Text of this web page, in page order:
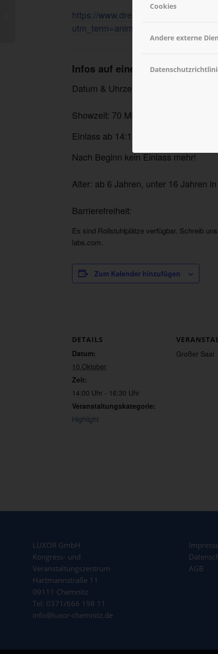
Cookies
Andere externe
https://www.dreamlight-labs.com/
utm_term=anime-dreamlight-concert
Infos auf einen Blick
Datum & Uhrzeit: Samstag (10.10.)
Showzeit: 70 Min.
Einlass ab 14:15 Uhr
Nach Beginn kein Einlass mehr!
Alter: ab 6 Jahren, unter 16 Jahren
Barrierefreiheit:
Es sind Rollstuhlplätze verfügbar. Schreib
labs.com.
Zum Kalender hinzufügen
DETAILS
Datum:
10.Oktober
Zeit:
14:00 Uhr - 16:30 Uhr
Veranstaltungskategorie:
Highlight
Großer Saal
LUXOR GmbH
Kongress- und
Veranstaltungszentrum
Hartmannstraße 11
09111 Chemnitz
Tel: 0371/666 198 11
info@luxor-chemnitz.de
AGB